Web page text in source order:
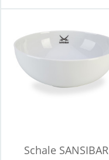
Schale SANSIBAR